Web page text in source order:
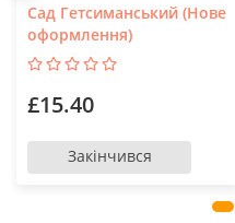
Сад Гетсиманський (Нове
оформлення)
£15.40
Закінчився